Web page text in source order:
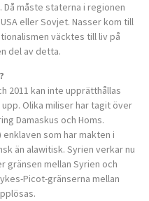
måste staterna i regionen
eller Sovjet. Nasser kom till
väcktes till liv på
del av detta.
2011 kan inte upprätthållas
Olika miliser har tagit över
Damaskus och Homs.
som har makten i
än alawitisk. Syrien verkar nu
gränsen mellan Syrien och
Picot-gränserna mellan